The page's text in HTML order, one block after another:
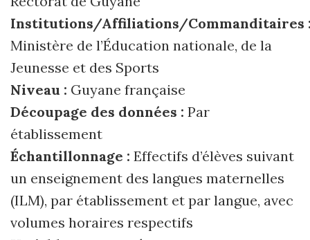
Institutions/Affiliations/Commanditaires
Ministère de l’Éducation nationale, de la
Jeunesse et des Sports
Niveau : Guyane française
Découpage des données : Par
établissement
Échantillonnage : Effectifs d’élèves suivant
un enseignement des langues maternelles
(ILM), par établissement et par langue, avec
volumes horaires respectifs